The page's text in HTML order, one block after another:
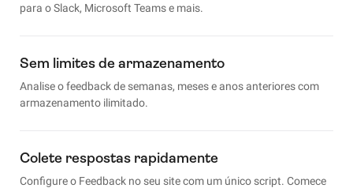
para o Slack, Microsoft Teams e mais.
Sem limites de armazenamento
Analise o feedback de semanas, meses e anos anteriores com
armazenamento ilimitado.
Colete respostas rapidamente
Configure o Feedback no seu site com um único script. Comece